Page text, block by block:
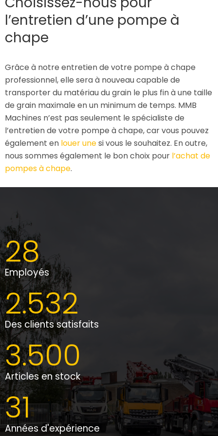
l’entretien d’une pompe à
chape
Grâce à notre entretien de votre pompe à chape
professionnel, elle sera à nouveau capable de
transporter du matériau du grain le plus fin à une taille
de grain maximale en un minimum de temps. MMB
Machines n’est pas seulement le spécialiste de
l’entretien de votre pompe à chape, car vous pouvez
également en louer unesi vous le souhaitez. En outre,
nous sommes également le bon choix pour l’achat de
pompes à chape.
28
Employés
2.532
Des clients satisfaits
3.500
Articles en stock
31
Années d'expérience